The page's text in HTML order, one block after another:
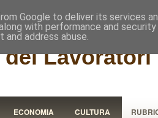
Lavoratori
ECONOMIA CULTURA
Google to deliver its services
with performance and
address abuse.